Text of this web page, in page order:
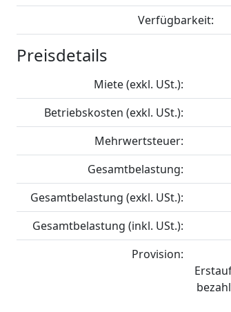
Verfügbarkeit:
Preisdetails
Miete (exkl. USt.):
Betriebskosten (exkl. USt.):
Mehrwertsteuer:
Gesamtbelastung:
Gesamtbelastung (exkl. USt.):
Gesamtbelastung (inkl. USt.):
Provision: